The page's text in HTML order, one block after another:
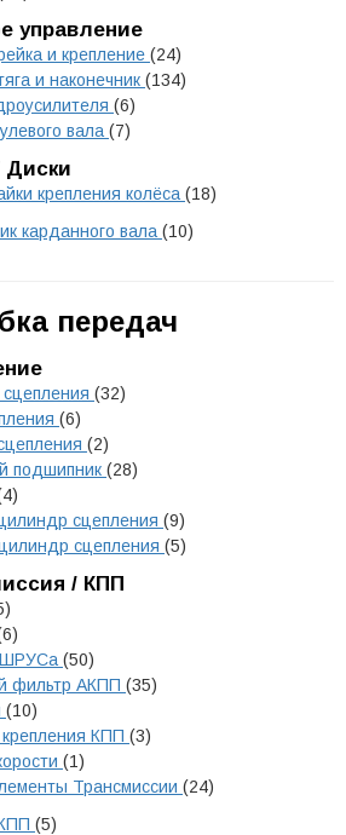
управление
и крепление (24)
и наконечник (134)
(6)
вала (7)
крепления колёса (18)
карданного вала (10)
передач
(32)
(6)
(2)
подшипник (28)
сцепления (9)
сцепления (5)
/ КПП
ШРУСа (50)
фильтр АКПП (35)
(10)
КПП (3)
(1)
Трансмиссии (24)
(5)